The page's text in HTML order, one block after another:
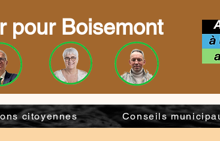
pour Boisemont
citoyennes Conseils